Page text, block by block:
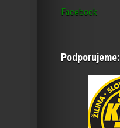
Facebook
Podporujeme: